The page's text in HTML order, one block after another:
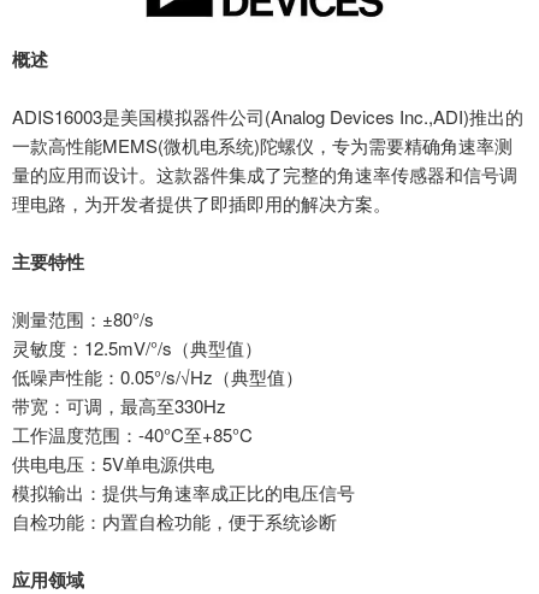
概述
ADIS16003是美国模拟器件公司(Analog Devices Inc.,ADI)推出的
一款高性能MEMS(微机电系统)陀螺仪，专为需要精确角速率测
量的应用而设计。这款器件集成了完整的角速率传感器和信号调
理电路，为开发者提供了即插即用的解决方案。
主要特性
测量范围： ±80°/s
灵敏度： 12.5mV/°/s（典型值）
低噪声性能： 0.05°/s/√Hz（典型值）
带宽：可调，最高至330Hz
工作温度范围： -40°C至+85°C
供电电压： 5V单电源供电
模拟输出：提供与角速率成正比的电压信号
自检功能：内置自检功能，便于系统诊断
应用领域